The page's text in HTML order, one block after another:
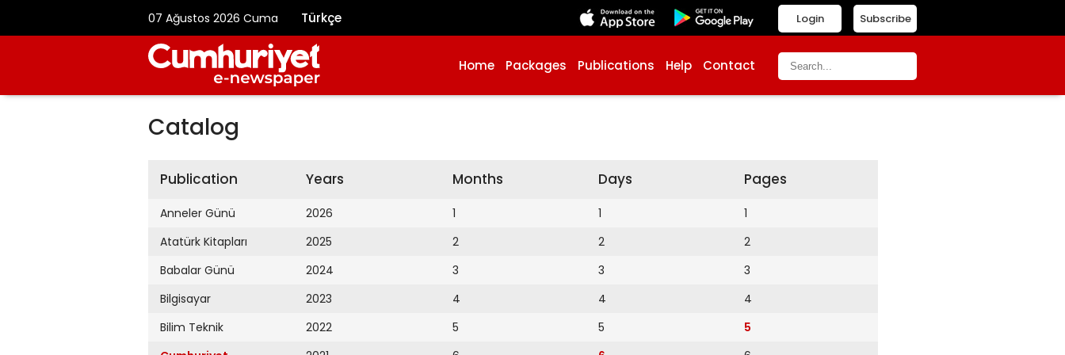
07 Ağustos 2026 Cuma Türkçe Subscribe
Login
Home Packages Publications Help Contact
Catalog
Publication
Anneler Günü
Atatürk Kitapları
Babalar Günü
Bilgisayar
Bilim Teknik
Years
2026
2025
2024
2023
2022
Months
1
2
3
4
5
Days
1
2
3
4
5
Pages
1
2
3
4
5